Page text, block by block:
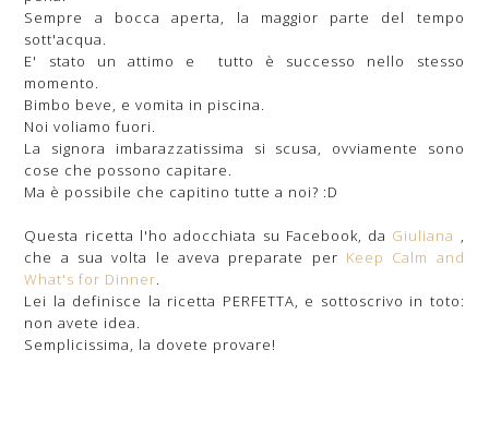
Sempre a bocca aperta, la maggior parte del tempo
sott'acqua.
E' stato un attimo e tutto è successo nello stesso
momento.
Bimbo beve, e vomita in piscina.
Noi voliamo fuori.
La signora imbarazzatissima si scusa, ovviamente sono
cose che possono capitare.
Ma è possibile che capitino tutte a noi? :D
Questa ricetta l'ho adocchiata su Facebook, da Giuliana ,
che a sua volta le aveva preparate per Keep Calm and
What's for Dinner.
Lei la definisce la ricetta PERFETTA, e sottoscrivo in toto:
non avete idea.
Semplicissima, la dovete provare!